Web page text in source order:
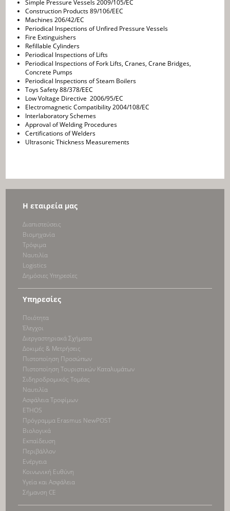
Simple Pressure Vessels 2009/105/EC
Construction Products 89/106/EEC
Machines 206/42/EC
Periodical Inspections of Unfired Pressure Vessels
Fire Extinguishers
Refillable Cylinders
Periodical Inspections of Lifts
Periodical Inspections of Fork Lifts, Cranes, Crane Bridges,
Concrete Pumps
Periodical Inspections of Steam Boilers
Toys Safety 88/378/EEC
Low Voltage Directive 2006/95/EC
Electromagnetic Compatibility 2004/108/EC
Interlaboratory Schemes
Approval of Welding Procedures
Certifications of Welders
Ultrasonic Thickness Measurements
Η εταιρεία μας
Διαπιστεύσεις
Bιομηχανία
Τρόφιμα
Ναυτιλία
Logistics
Δημόσιες Υπηρεσίες
Υπηρεσίες
Ποιότητα
Έλεγχοι
Διεργαστηριακά Σχήματα
Δοκιμές & Μετρήσεις
Πιστοποίηση Προσώπων
Πιστοποίηση Τουριστικών Καταλυμάτων
Σιδηροδρομικός Τομέας
Ναυτιλία
Ασφάλεια Τροφίμων
ETHOS
Πρόγραμμα Erasmus NewPOST
Βιολογικά
Εκπαίδευση
Περιβάλλον
Ενέργεια
Κοινωνική Ευθύνη
Υγεία και Ασφάλεια
Σήμανση CE